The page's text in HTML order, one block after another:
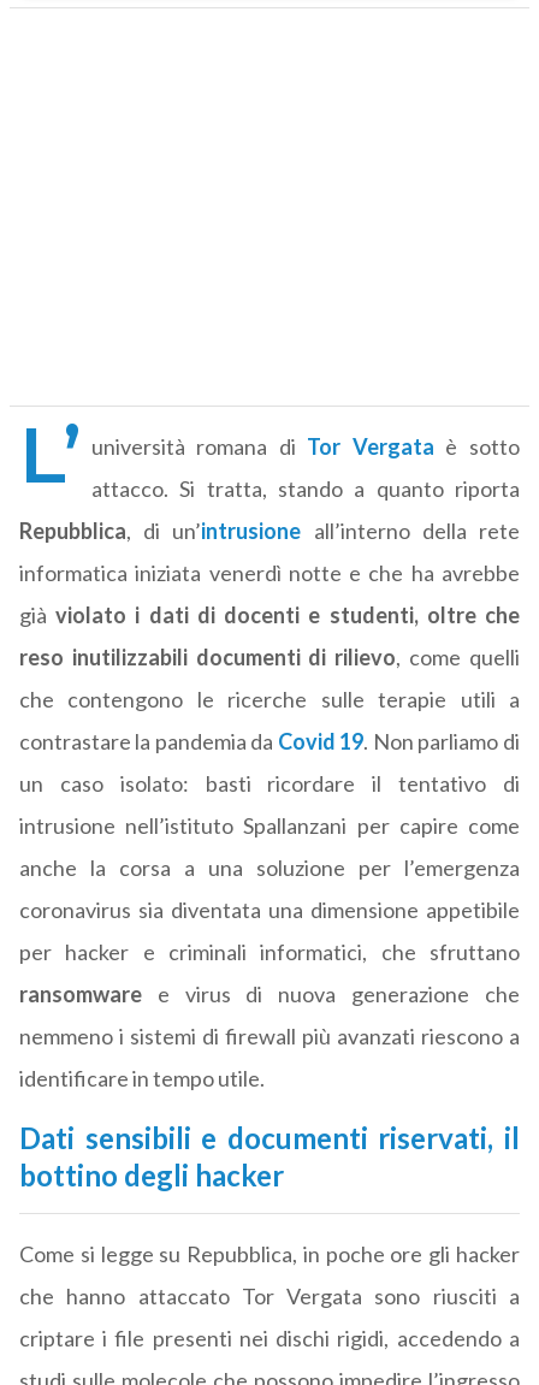
L’ università romana di Tor Vergata è sotto
attacco. Si tratta, stando a quanto riporta
Repubblica, di un’intrusione all’interno della rete
informatica iniziata venerdì notte e che ha avrebbe
giàviolato i dati di docenti e studenti, oltre che
reso inutilizzabili documenti di rilievo, come quelli
che contengono le ricerche sulle terapie utili a
contrastare la pandemia da Covid 19. Non parliamo di
un caso isolato: basti ricordare il tentativo di
intrusione nell’istituto Spallanzani per capire come
anche la corsa a una soluzione per l’emergenza
coronavirus sia diventata una dimensione appetibile
per hacker e criminali informatici, che sfruttano
ransomwaree virus di nuova generazione che
nemmeno i sistemi di firewall più avanzati riescono a
identificare in tempo utile.
Dati sensibili e documenti riservati, il
bottino degli hacker
Come si legge su Repubblica, in poche ore gli hacker
che hanno attaccato Tor Vergata sono riusciti a
criptare i file presenti nei dischi rigidi, accedendo a